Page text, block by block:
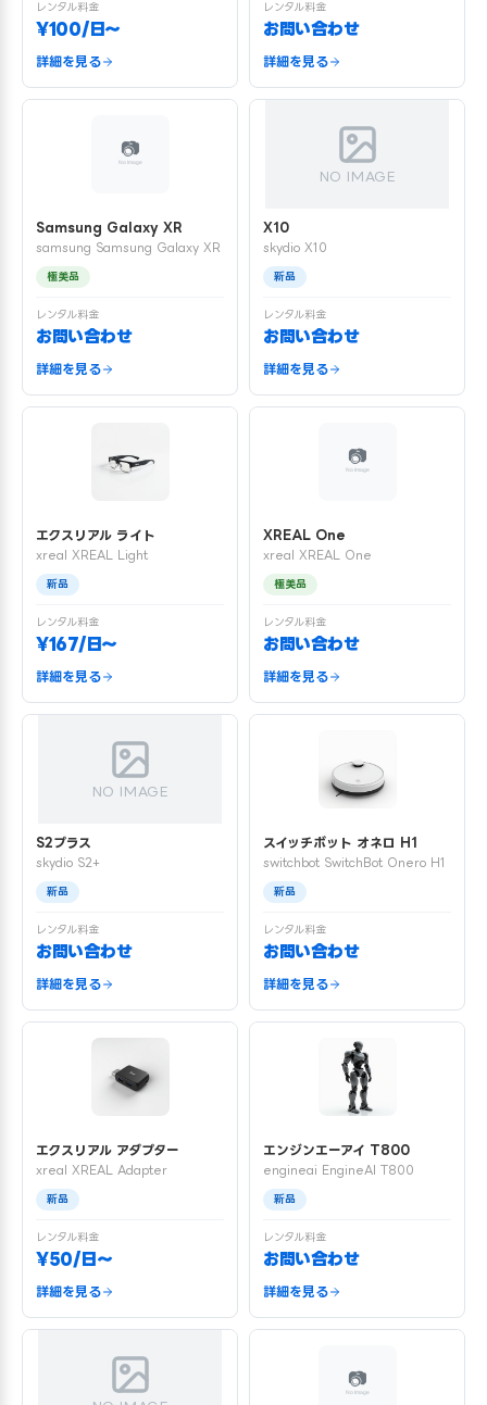
レンタル料金
¥100/日〜
詳細を見る
レンタル料金
お問い合わせ
詳細を見る
Samsung Galaxy XR
samsung Samsung Galaxy XR
極美品
レンタル料金
お問い合わせ
詳細を見る
NO IMAGE
X10
skydio X10
新品
レンタル料金
お問い合わせ
詳細を見る
エクスリアル ライト
xreal XREAL Light
新品
レンタル料金
¥167/日〜
詳細を見る
XREAL One
xreal XREAL One
極美品
レンタル料金
お問い合わせ
詳細を見る
NO IMAGE
S2プラス
skydio S2+
新品
レンタル料金
お問い合わせ
詳細を見る
スイッチボット オネロ H1
switchbot SwitchBot Onero H1
新品
レンタル料金
お問い合わせ
詳細を見る
エクスリアル アダプター
xreal XREAL Adapter
新品
レンタル料金
¥50/日〜
詳細を見る
エンジンエーアイ T800
engineai EngineAI T800
新品
レンタル料金
お問い合わせ
詳細を見る